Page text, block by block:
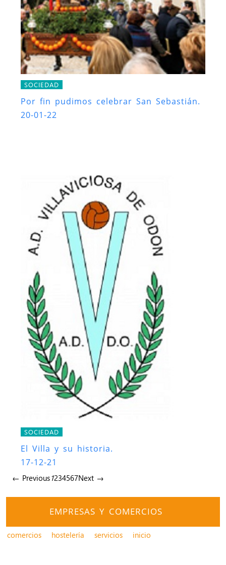
SOCIEDAD
Por fin pudimos celebrar San Sebastián.
20-01-22
SOCIEDAD
El Villa y su historia.
17-12-21
← Previous1234567Next →
EMPRESAS Y COMERCIOS
comercios hostelería servicios inicio